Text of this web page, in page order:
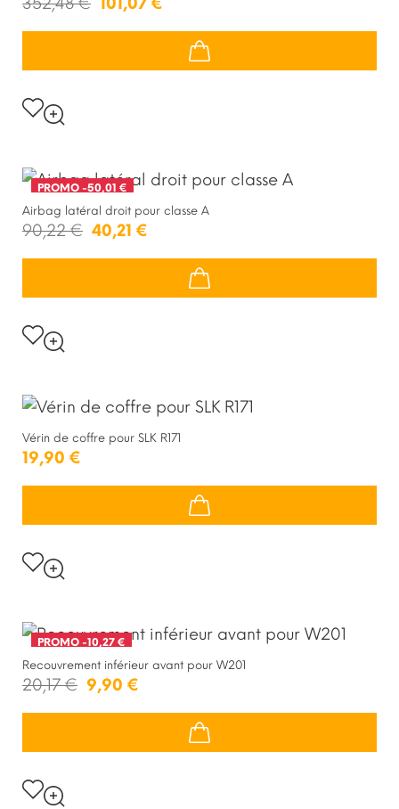
PROMO -50,01 €
Airbag latéral droit pour classe A
90,22 € 40,21 €
Vérin de coffre pour SLK R171
19,90 €
PROMO -10,27 €
Recouvrement inférieur avant pour W201
20,17 € 9,90 €